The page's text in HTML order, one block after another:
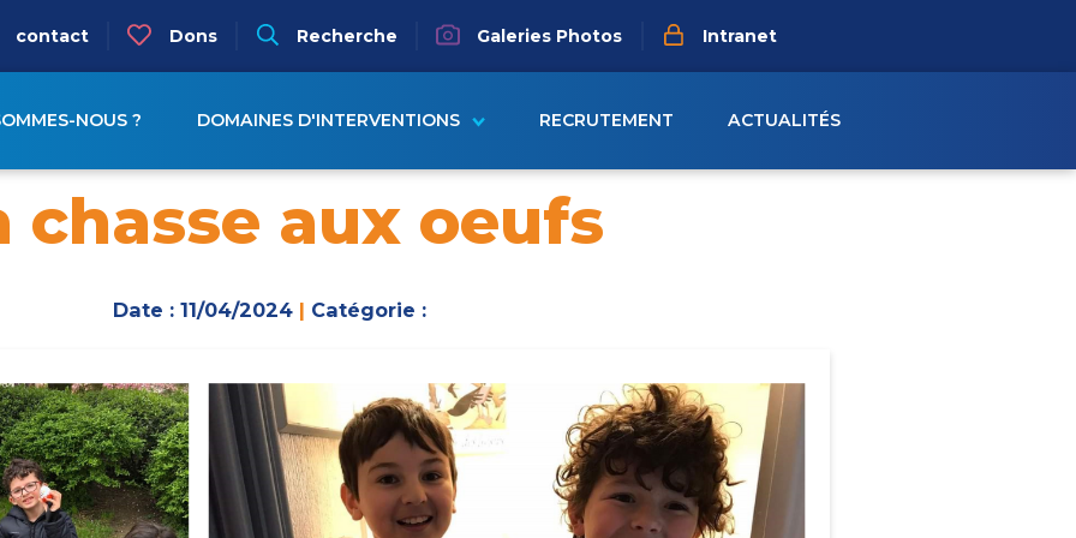
contact Dons Recherche Galeries Photos Intranet
principale
NOUS ? DOMAINES D'INTERVENTIONS RECRUTEMENT ACTUALITÉS
chasse aux oeufs
Date : 11/04/2024 | Catégorie :